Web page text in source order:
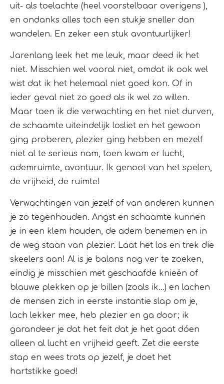
uit- als toelachte (heel voorstelbaar overigens ),
en ondanks alles toch een stukje sneller dan
wandelen. En zeker een stuk avontuurlijker!
Jarenlang leek het me leuk, maar deed ik het
niet. Misschien wel vooral niet, omdat ik ook wel
wist dat ik het helemaal niet goed kon. Of in
ieder geval niet zo goed als ik wel zo willen.
Maar toen ik die verwachting en het niet durven,
de schaamte uiteindelijk losliet en het gewoon
ging proberen, plezier ging hebben en mezelf
niet al te serieus nam, toen kwam er lucht,
ademruimte, avontuur. Ik genoot van het spelen,
de vrijheid, de ruimte!
Verwachtingen van jezelf of van anderen kunnen
je zo tegenhouden. Angst en schaamte kunnen
je in een klem houden, de adem benemen en in
de weg staan van plezier. Laat het los en trek die
skeelers aan! Al is je balans nog ver te zoeken,
eindig je misschien met geschaafde knieën of
blauwe plekken op je billen (zoals ik…) en lachen
de mensen zich in eerste instantie slap om je,
lach lekker mee, heb plezier en ga door; ik
garandeer je dat het feit dat je het gaat dóen
alleen al lucht en vrijheid geeft. Zet die eerste
stap en wees trots op jezelf, je doet het
hartstikke goed!